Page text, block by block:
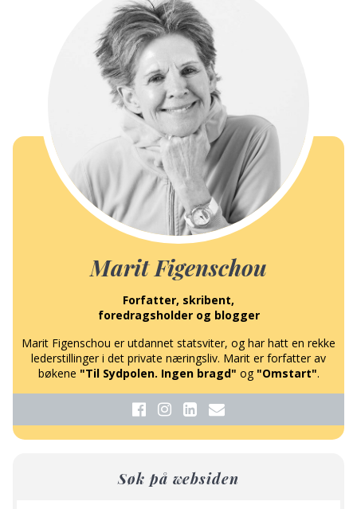
Marit Figenschou
Forfatter, skribent,
foredragsholder og blogger
Marit Figenschou er utdannet statsviter, og har hatt en rekke
lederstillinger i det private næringsliv. Marit er forfatter av
bøkene "Til Sydpolen. Ingen bragd" og "Omstart".
Søk på websiden